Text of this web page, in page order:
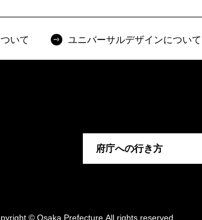
いて ユニバーサルデザインについて
府庁への行き方
© Osaka Prefecture,All rights reserved.